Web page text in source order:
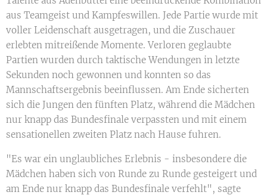
aus Teamgeist und Kampfeswillen. Jede Partie wurde mit
voller Leidenschaft ausgetragen, und die Zuschauer
erlebten mitreißende Momente. Verloren geglaubte
Partien wurden durch taktische Wendungen in letzte
Sekunden noch gewonnen und konnten so das
Mannschaftsergebnis beeinflussen. Am Ende sicherten
sich die Jungen den fünften Platz, während die Mädchen
nur knapp das Bundesfinale verpassten und mit einem
sensationellen zweiten Platz nach Hause fuhren.
"Es war ein unglaubliches Erlebnis - insbesondere die
Mädchen haben sich von Runde zu Runde gesteigert und
am Ende nur knapp das Bundesfinale verfehlt", sagte